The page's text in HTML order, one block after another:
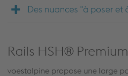
Des nuances "à poser et
Rails HSH® Premium
voestalpine propose une large